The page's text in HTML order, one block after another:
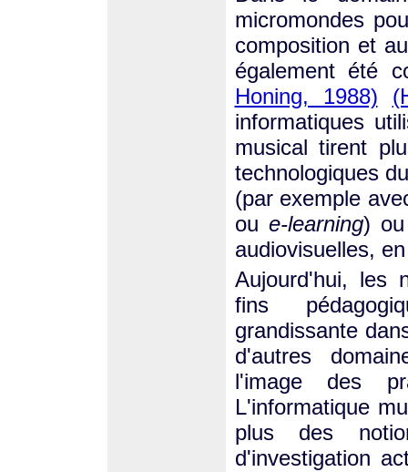
micromondes
composition et
également été
Honing, 1988)
informatiques
musical tirent
technologiques
(par exemple
ou e-learning) ou
audiovisuelles,
Aujourd'hui, les
fins
grandissante
d'autres
l'image des
L'informatique
plus des
d'investigation